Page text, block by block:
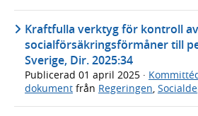
Kraftfulla verktyg för kontroll
socialförsäkringsförmåner till
Sverige, Dir. 2025:34
Publicerad 01 april 2025 ·
dokument från Regeringen,